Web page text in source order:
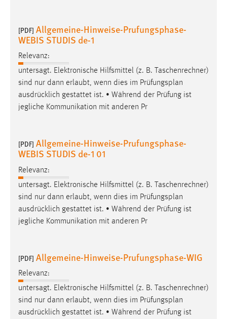
[PDF] Allgemeine-Hinweise-Prufungsphase-
WEBIS STUDIS de-1
Relevanz:
untersagt. Elektronische Hilfsmittel (z. B. Taschenrechner)
sind nur dann erlaubt, wenn dies im Prüfungsplan
ausdrücklich gestattet ist. • Während der Prüfung ist
jegliche Kommunikation mit anderen Pr
[PDF] Allgemeine-Hinweise-Prufungsphase-
WEBIS STUDIS de-1 01
Relevanz:
untersagt. Elektronische Hilfsmittel (z. B. Taschenrechner)
sind nur dann erlaubt, wenn dies im Prüfungsplan
ausdrücklich gestattet ist. • Während der Prüfung ist
jegliche Kommunikation mit anderen Pr
[PDF] Allgemeine-Hinweise-Prufungsphase-WIG
Relevanz:
untersagt. Elektronische Hilfsmittel (z. B. Taschenrechner)
sind nur dann erlaubt, wenn dies im Prüfungsplan
ausdrücklich gestattet ist. • Während der Prüfung ist
Cookie Laufzeit:
3 Monate
Facebook Pixel
Name:
Zweck:
Cookie Laufzeit:
3 Monate
Plattformen anzeigen zu können, werden von diesen
externen Medien Cookies gesetzt.
YouTube